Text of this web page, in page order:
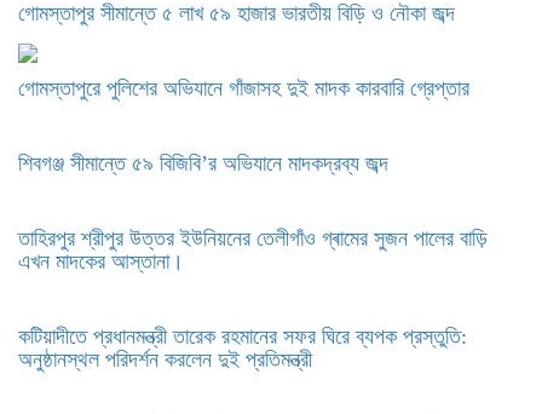
গোমস্তাপুর সীমান্তে ৫ লাখ ৫৯ হাজার ভারতীয় বিড়ি ও নৌকা জব্দ
গোমস্তাপুরে পুলিশের অভিযানে গাঁজাসহ দুই মাদক কারবারি গ্রেপ্তার
শিবগঞ্জ সীমান্তে ৫৯ বিজিবি’র অভিযানে মাদকদ্রব্য জব্দ
তাহিরপুর শ্রীপুর উত্তর ইউনিয়নের তেলীগাঁও গ্ৰামের সুজন পালের বাড়ি
এখন মাদকের আস্তানা।
কটিয়াদীতে প্রধানমন্ত্রী তারেক রহমানের সফর ঘিরে ব্যপক প্রস্তুতি:
অনুষ্ঠানস্থল পরিদর্শন করলেন দুই প্রতিমন্ত্রী